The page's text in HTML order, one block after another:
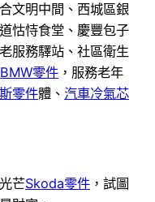
文明中間、西城區銀
怙恃食堂、慶豐包子
服務驛站、社區衛生
BMW零件 ，服務老年
零件體、 汽車冷氣芯
芒Skoda零件 ，試圖